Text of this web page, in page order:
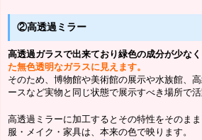
②高透過ミラー
高透過ガラスで出来ており緑色の成分が少なく
た無色透明なガラスに見えます。
そのため、博物館や美術館の展示や水族館、
ースなど実物と同じ状態で展示すべき場所で活
高透過ミラーに加工するとその特性をそのま
服・メイク・家具は、本来の色で映ります。